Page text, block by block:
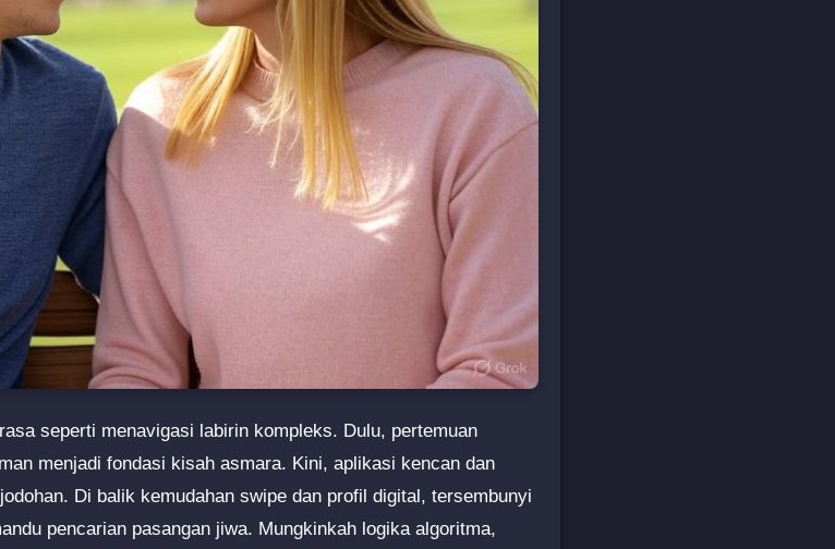
seperti menavigasi labirin kompleks. Dulu, pertemuan
menjadi fondasi kisah asmara. Kini, aplikasi kencan dan
Di balik kemudahan swipe dan profil digital, tersembunyi
pencarian pasangan jiwa. Mungkinkah logika algoritma,